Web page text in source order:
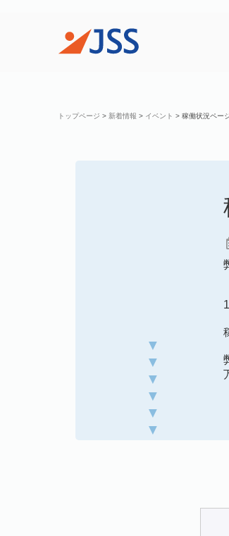
トップページ > 新着情報 > イベント > 稼働状況ペー
▼
▼
▼
▼
▼
▼